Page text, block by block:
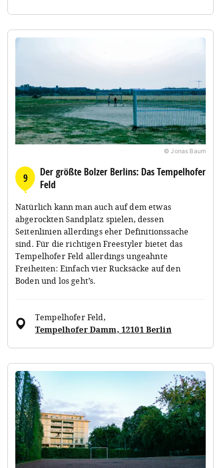
© Jonas Baum
9
Der größte Bolzer Berlins: Das Tempelhofer
Feld
Natürlich kann man auch auf dem etwas
abgerockten Sandplatz spielen, dessen
Seitenlinien allerdings eher Definitionssache
sind. Für die richtigen Freestyler bietet das
Tempelhofer Feld allerdings ungeahnte
Freiheiten: Einfach vier Rucksäcke auf den
Boden und los geht’s.
Tempelhofer Feld,
Tempelhofer Damm, 12101 Berlin